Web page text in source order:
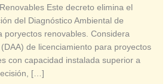
Este decreto elimina el
del Diagnóstico Ambiental de
poryectos renovables. Considera
de licenciamiento para proyectos
con capacidad instalada superior a
[…]